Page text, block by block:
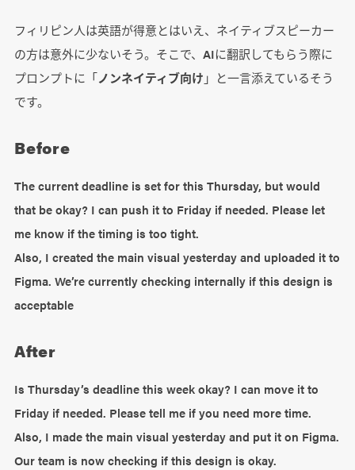
フィリピン人は英語が得意とはいえ、ネイティブスピーカー
の方は意外に少ないそう。そこで、AIに翻訳してもらう際に
プロンプトに「ノンネイティブ向け 」と一言添えているそう
です。
Before
The current deadline is set for this Thursday, but would
that be okay? I can push it to Friday if needed. Please let
me know if the timing is too tight.
Also, I created the main visual yesterday and uploaded it to
Figma. We’re currently checking internally if this design is
acceptable
After
Is Thursday’s deadline this week okay? I can move it to
Friday if needed. Please tell me if you need more time.
Also, I made the main visual yesterday and put it on Figma.
Our team is now checking if this design is okay.